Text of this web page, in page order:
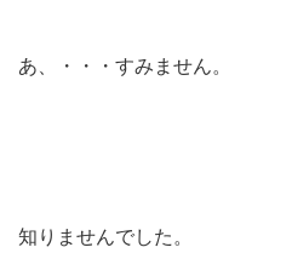
あ、・・・すみません。
知りませんでした。